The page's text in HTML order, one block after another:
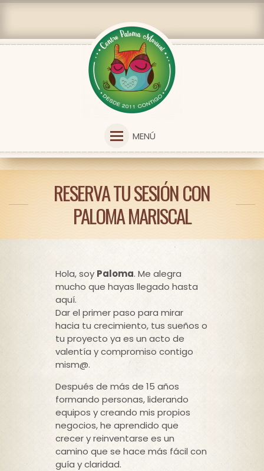
MENÚ
RESERVA TU SESIÓN CON
PALOMA MARISCAL
Hola, soy Paloma. Me alegra
mucho que hayas llegado hasta
aquí.
Dar el primer paso para mirar
hacia tu crecimiento, tus sueños o
tu proyecto ya es un acto de
valentía y compromiso contigo
mism@.
Después de más de 15 años
formando personas, liderando
equipos y creando mis propios
negocios, he aprendido que
crecer y reinventarse es un
camino que se hace más fácil con
guía y claridad.